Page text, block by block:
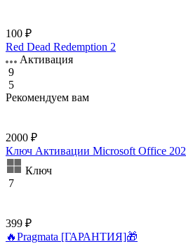
100 ₽
Red Dead Redemption 2
Активация
9
5
Рекомендуем вам
2000 ₽
Ключ Активации Microsoft Office
Ключ
7
399 ₽
🔥Pragmata [ГАРАНТИЯ]🎁